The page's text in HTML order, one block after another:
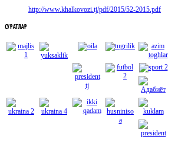
http://www.khalkovozi.tj/pdf/2015/52-2015.pdf
СУРАТЛАР